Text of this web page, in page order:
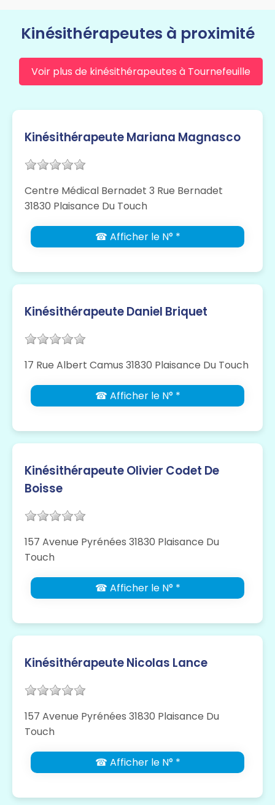
Kinésithérapeutes à proximité
Voir plus de kinésithérapeutes à Tournefeuille
Kinésithérapeute Mariana Magnasco
Centre Médical Bernadet 3 Rue Bernadet
31830 Plaisance Du Touch
☎ Afficher le N° *
Kinésithérapeute Daniel Briquet
17 Rue Albert Camus 31830 Plaisance Du Touch
☎ Afficher le N° *
Kinésithérapeute Olivier Codet De
Boisse
157 Avenue Pyrénées 31830 Plaisance Du
Touch
☎ Afficher le N° *
Kinésithérapeute Nicolas Lance
157 Avenue Pyrénées 31830 Plaisance Du
Touch
☎ Afficher le N° *